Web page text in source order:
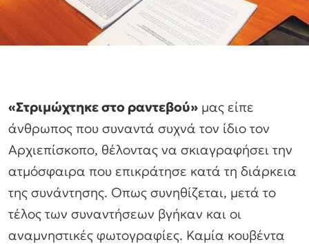
«Στριμώχτηκε στο ραντεβού» μας είπε
άνθρωπος που συναντά συχνά τον ίδιο τον
Αρχιεπίσκοπο, θέλοντας να σκιαγραφήσει την
ατμόσφαιρα που επικράτησε κατά τη διάρκεια
της συνάντησης. Οπως συνηθίζεται, μετά το
τέλος των συναντήσεων βγήκαν και οι
αναμνηστικές φωτογραφίες. Καμία κουβέντα